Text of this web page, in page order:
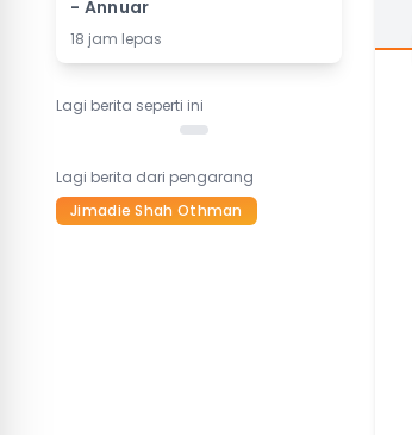
- Annuar
18 jam lepas
Lagi berita seperti ini
Lagi berita dari pengarang
Jimadie Shah Othman